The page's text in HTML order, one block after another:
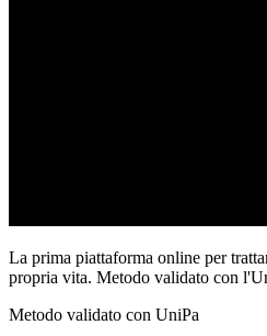
La prima piattaforma online per
propria vita. Metodo validato con
Metodo validato con UniPa